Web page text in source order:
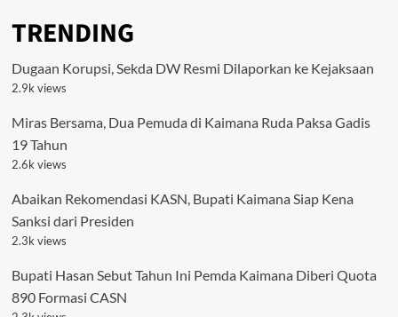
TRENDING
Dugaan Korupsi, Sekda DW Resmi Dilaporkan ke Kejaksaan
2.9k views
Miras Bersama, Dua Pemuda di Kaimana Ruda Paksa Gadis
19 Tahun
2.6k views
Abaikan Rekomendasi KASN, Bupati Kaimana Siap Kena
Sanksi dari Presiden
2.3k views
Bupati Hasan Sebut Tahun Ini Pemda Kaimana Diberi Quota
890 Formasi CASN